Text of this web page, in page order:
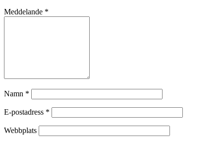
Meddelande *
Namn *
E-postadress *
Webbplats